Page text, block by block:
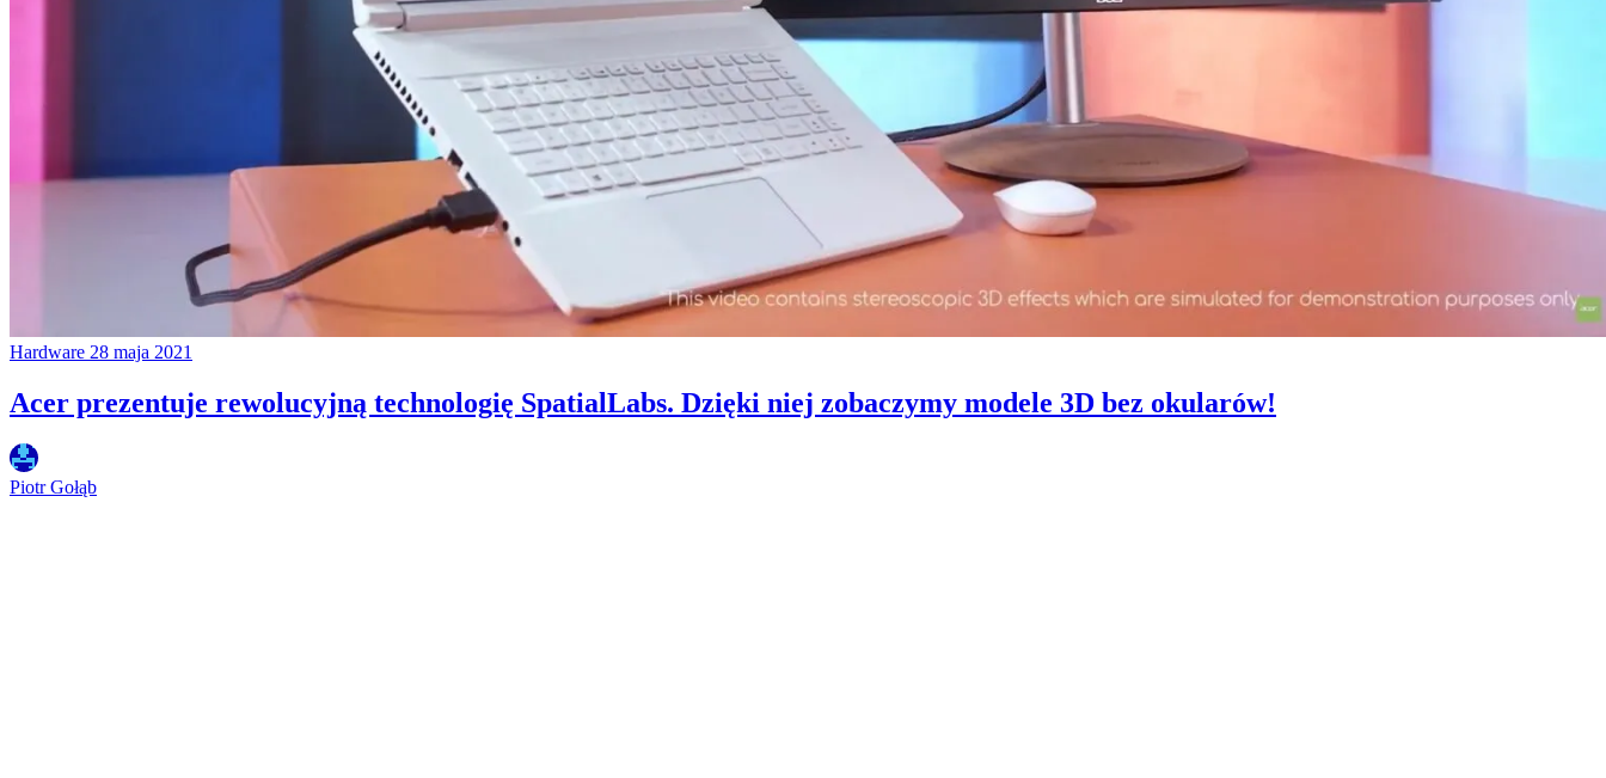
Hardware 28 maja 2021
Acer prezentuje rewolucyjną technologię SpatialLabs. Dzięki niej zobaczymy modele 3D bez okularów!
Piotr Gołąb